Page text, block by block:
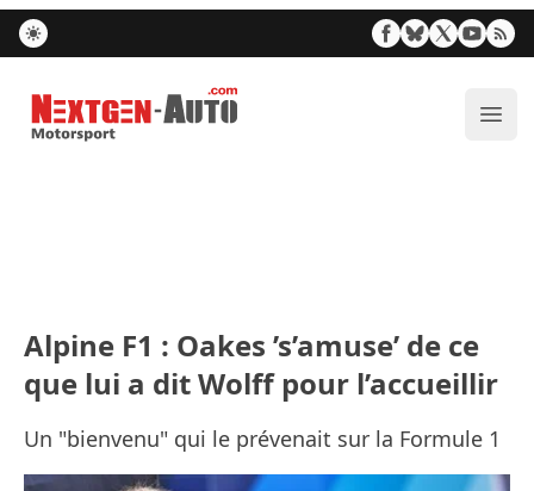
Nextgen-Auto.com
Alpine F1 : Oakes ’s’amuse’ de ce
que lui a dit Wolff pour l’accueillir
Un "bienvenu" qui le prévenait sur la Formule 1